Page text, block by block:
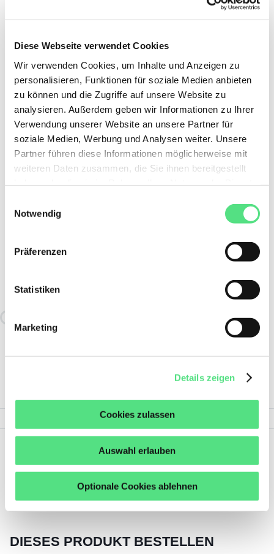
Diese Webseite verwendet Cookies
Wir verwenden Cookies, um Inhalte und Anzeigen zu
personalisieren, Funktionen für soziale Medien anbieten
zu können und die Zugriffe auf unsere Website zu
analysieren. Außerdem geben wir Informationen zu Ihrer
Verwendung unserer Website an unsere Partner für
soziale Medien, Werbung und Analysen weiter. Unsere
Partner führen diese Informationen möglicherweise mit
weiteren Daten zusammen, die Sie ihnen bereitgestellt
notwendige Cookies, wenn Sie unsere Webseite
Notwendig
Präferenzen
Statistiken
Marketing
Details zeigen
Cookies zulassen
Auswahl erlauben
Optionale Cookies ablehnen
ÄHNLICH WIE:
Alle Details anzeigen
zeigen
DIESES PRODUKT BESTELLEN